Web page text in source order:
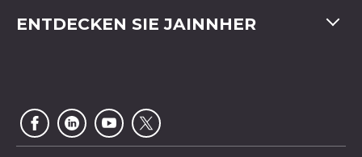
Video
Kundendienst
Taichung City,407
ENTDECKEN SIE JAINNHER
Newsletter